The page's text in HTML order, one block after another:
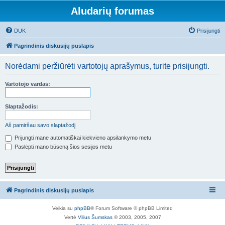
Aludarių forumas
DUK Prisijungti
Pagrindinis diskusijų puslapis
Norėdami peržiūrėti vartotojų aprašymus, turite prisijungti.
Vartotojo vardas:
Slaptažodis:
Aš pamiršau savo slaptažodį
Prijungti mane automatiškai kiekvieno apsilankymo metu
Paslėpti mano būseną šios sesijos metu
Pagrindinis diskusijų puslapis
Veikia su phpBB® Forum Software © phpBB Limited
Vertė Vilius Šumskas© 2003, 2005, 2007